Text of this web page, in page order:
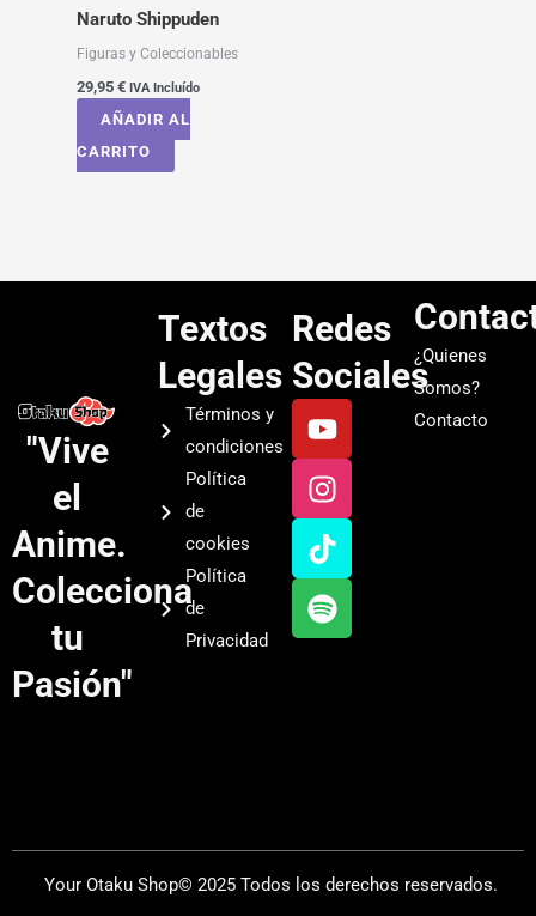
Naruto Shippuden
Figuras y Coleccionables
29,95 € IVA Incluído
AÑADIR AL
CARRITO
"Vive
el
Anime.
Colecciona
tu
Pasión"
Textos
Legales
Términos y
condiciones
Política
de
cookies
Política
de
Privacidad
Redes
Sociales
Y
o
u
t
u
b
e
I
n
s
t
a
g
r
a
T
i
k
t
o
k
S
p
o
t
i
f
y
¿Quienes
Somos?
Contacto
Your Otaku Shop© 2025 Todos los derechos reservados.